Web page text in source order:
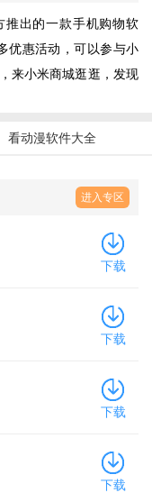
推出的一款手机购物软
优惠活动，可以参与小
来小米商城逛逛，发现
看动漫软件大全
进入专区
下载
下载
下载
下载